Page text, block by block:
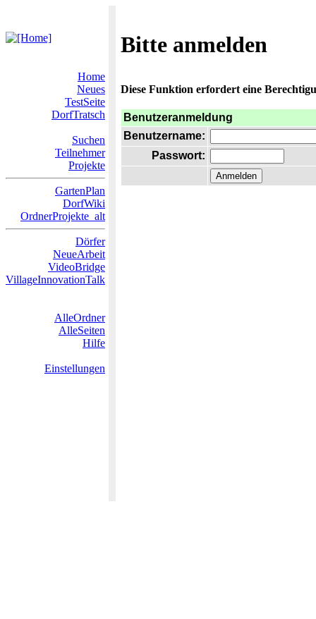
Bitte anmelden
Home
Neues
TestSeite
DorfTratsch
Suchen
Teilnehmer
Projekte
GartenPlan
DorfWiki
OrdnerProjekte_alt
Dörfer
NeueArbeit
VideoBridge
VillageInnovationTalk
AlleOrdner
AlleSeiten
Hilfe
Einstellungen
Diese Funktion erfordert eine
Benutzeranmeldung
Benutzername:
Passwort: